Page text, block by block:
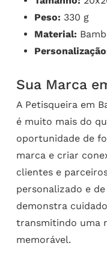
Peso: 330 g
Material:
Sua Marca
A Petisqueira em
é muito mais do
oportunidade de
marca e criar
clientes e
personalizado e
demonstra
transmitindo uma
memorável.